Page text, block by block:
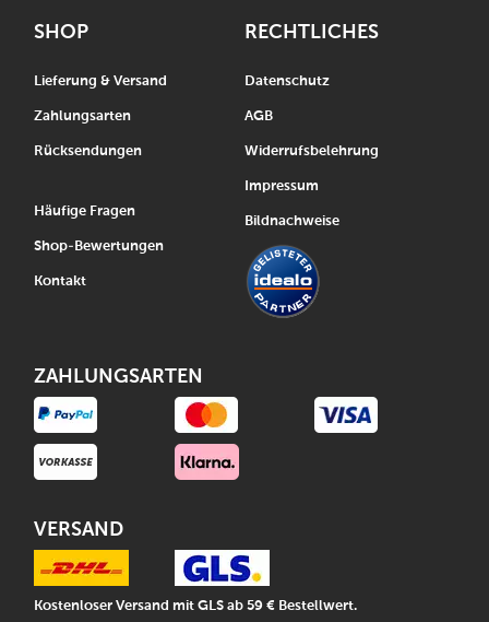
SHOP
Lieferung & Versand
Zahlungsarten
Rücksendungen
Häufige Fragen
Shop-Bewertungen
Kontakt
RECHTLICHES
Datenschutz
AGB
Widerrufsbelehrung
Impressum
Bildnachweise
ZAHLUNGSARTEN
VERSAND
Kostenloser Versand mit GLS ab 59 € Bestellwert.